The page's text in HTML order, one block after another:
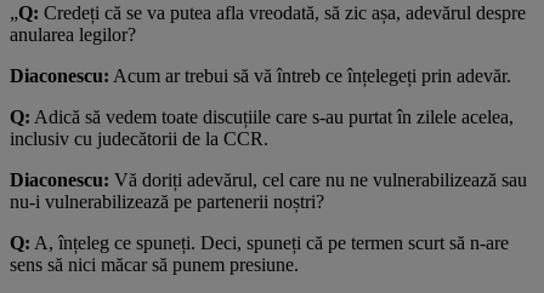
„Q: Credeți că se va putea afla vreodată, să zic așa, adevărul despre
anularea legilor?
Diaconescu: Acum ar trebui să vă întreb ce înțelegeți prin adevăr.
Q: Adică să vedem toate discuțiile care s-au purtat în zilele acelea,
inclusiv cu judecătorii de la CCR.
Diaconescu: Vă doriți adevărul, cel care nu ne vulnerabilizează sau
nu-i vulnerabilizează pe partenerii noștri?
Q: A, înțeleg ce spuneți. Deci, spuneți că pe termen scurt să n-are
sens să nici măcar să punem presiune.